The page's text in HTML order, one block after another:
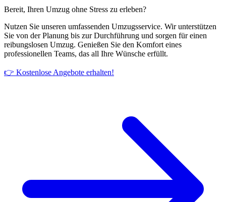
Bereit, Ihren Umzug ohne Stress zu erleben?
Nutzen Sie unseren umfassenden Umzugsservice. Wir unterstützen
Sie von der Planung bis zur Durchführung und sorgen für einen
reibungslosen Umzug. Genießen Sie den Komfort eines
professionellen Teams, das all Ihre Wünsche erfüllt.
👉 Kostenlose Angebote erhalten!